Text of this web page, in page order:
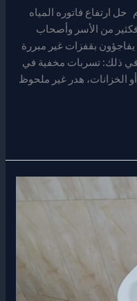
حل ارتفاع فاتوره المياه
فكثير من الأسر وأصحاب
بقفزات غير مبررة
في ذلك: تسربات مخفية في
الخزانات، هدر غير ملحوظ